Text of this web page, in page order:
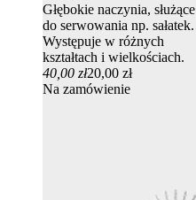
Głębokie naczynia, służące
do serwowania np. sałatek.
Występuje w różnych
kształtach i wielkościach.
40,00 zł20,00 zł
Na zamówienie